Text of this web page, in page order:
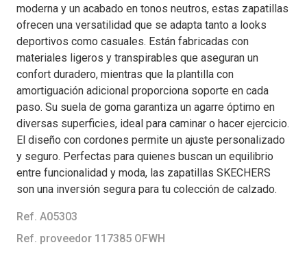
moderna y un acabado en tonos neutros, estas zapatillas
ofrecen una versatilidad que se adapta tanto a looks
deportivos como casuales. Están fabricadas con
materiales ligeros y transpirables que aseguran un
confort duradero, mientras que la plantilla con
amortiguación adicional proporciona soporte en cada
paso. Su suela de goma garantiza un agarre óptimo en
diversas superficies, ideal para caminar o hacer ejercicio.
El diseño con cordones permite un ajuste personalizado
y seguro. Perfectas para quienes buscan un equilibrio
entre funcionalidad y moda, las zapatillas SKECHERS
son una inversión segura para tu colección de calzado.
Ref. A05303
Ref. proveedor 117385 OFWH